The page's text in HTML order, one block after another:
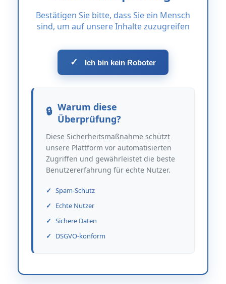
Bestätigen Sie bitte, dass Sie ein Mensch
sind, um auf unsere Inhalte zuzugreifen
✓ Ich bin kein Roboter
Warum diese
Überprüfung?
Diese Sicherheitsmaßnahme schützt
unsere Plattform vor automatisierten
Zugriffen und gewährleistet die beste
Benutzererfahrung für echte Nutzer.
Spam-Schutz
Echte Nutzer
Sichere Daten
DSGVO-konform